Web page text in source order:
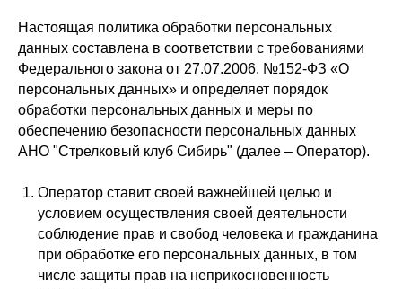
Настоящая политика обработки персональных
данных составлена в соответствии с требованиями
Федерального закона от 27.07.2006. №152-ФЗ «О
персональных данных» и определяет порядок
обработки персональных данных и меры по
обеспечению безопасности персональных данных
АНО "Стрелковый клуб Сибирь" (далее – Оператор).
Оператор ставит своей важнейшей целью и
условием осуществления своей деятельности
соблюдение прав и свобод человека и гражданина
при обработке его персональных данных, в том
числе защиты прав на неприкосновенность